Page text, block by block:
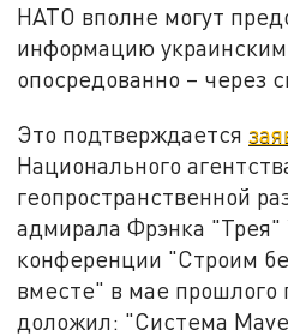
НАТО вполне могут
информацию
опосредованно – через
Это подтверждается
Национального
геопространственной
адмирала Фрэнка "Трея"
конференции "Строим
вместе" в мае прошлого
доложил: "Система